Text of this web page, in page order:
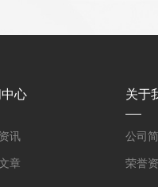
心
讯
章
关于
公司
荣誉